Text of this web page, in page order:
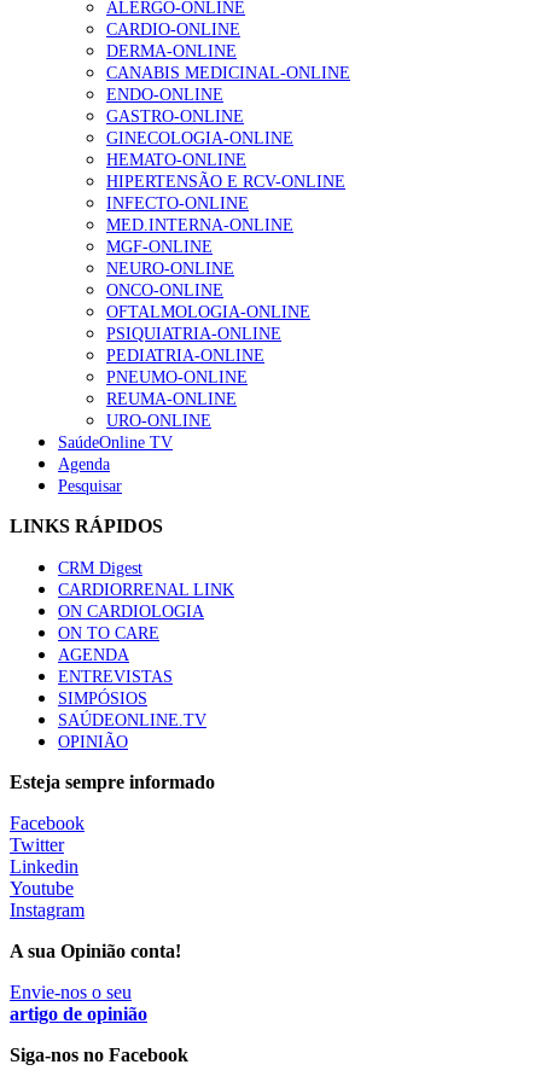
1.º Episódio do Podcast “Frequência Cardio – Sintoniza-
te na Insuficiência Cardíaca” da Bayer
207 visualizações
Enfermagem Forense. “Da urgência ao tribunal, cada
gesto conta e cada profissional faz a diferença”
203 visualizações
Alguns milhares de utentes podem ficar sem médico de
família com nova regras do registo, alerta associação
162 visualizações
“Os programas de rastreio do cancro do pulmão são
custo-efetivos e representam um investimento
sustentável para os sistemas de saúde”
94 visualizações
Quase quatro em cada dez doentes com enfarte
apresentavam níveis elevados de Lp(a), revela estudo
88 visualizações
Trodelvy aprovado para primeira linha no cancro da
mama triplo negativo metastático em doentes não
elegíveis para inibidores PD-(L)1
61 visualizações
MAIS NOTÍCIAS
Ordem dos Médicos pede simplificação urgente das regras para
atualização de dados dos utentes
10 Ago, 2026|0 Comments
Programa Voltar a Casa para doentes com alta clínica só
avança com Orçamento de 2027
ALERGO-ONLINE
CARDIO-ONLINE
DERMA-ONLINE
CANABIS MEDICINAL-ONLINE
ENDO-ONLINE
GASTRO-ONLINE
GINECOLOGIA-ONLINE
HEMATO-ONLINE
HIPERTENSÃO E RCV-ONLINE
INFECTO-ONLINE
MED.INTERNA-ONLINE
MGF-ONLINE
NEURO-ONLINE
ONCO-ONLINE
OFTALMOLOGIA-ONLINE
PSIQUIATRIA-ONLINE
PEDIATRIA-ONLINE
PNEUMO-ONLINE
REUMA-ONLINE
URO-ONLINE
SaúdeOnline TV
Agenda
Pesquisar
LINKS RÁPIDOS
CRM Digest
CARDIORRENAL LINK
ON CARDIOLOGIA
ON TO CARE
AGENDA
ENTREVISTAS
SIMPÓSIOS
SAÚDEONLINE.TV
OPINIÃO
Esteja sempre informado
Facebook
Twitter
Linkedin
Youtube
Instagram
A sua Opinião conta!
Envie-nos o seu
artigo de opinião
Siga-nos no Facebook